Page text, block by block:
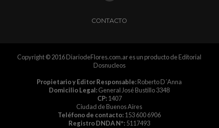
CONTACTO
Copyright © 2016 DiariodeFlores.com.ar es un producto de Editorial
Dosnucleos
Propietario y Editor Responsable:Roberto D´Anna
Domicilio Legal:General José Bustillo 3348
CP:1407
Ciudad de Buenos Aires
Teléfono de contacto:153 600 6906
Registro DNDA Nº:5117493